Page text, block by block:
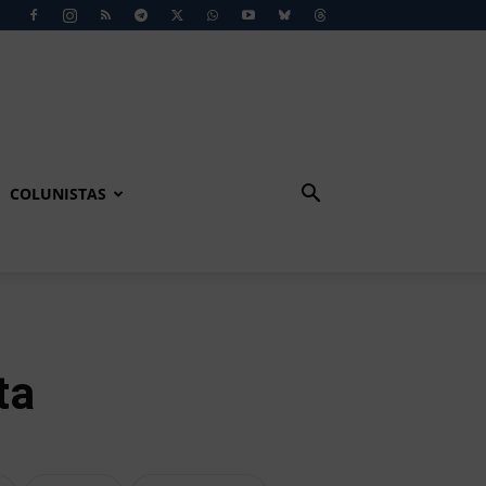
COLUNISTAS